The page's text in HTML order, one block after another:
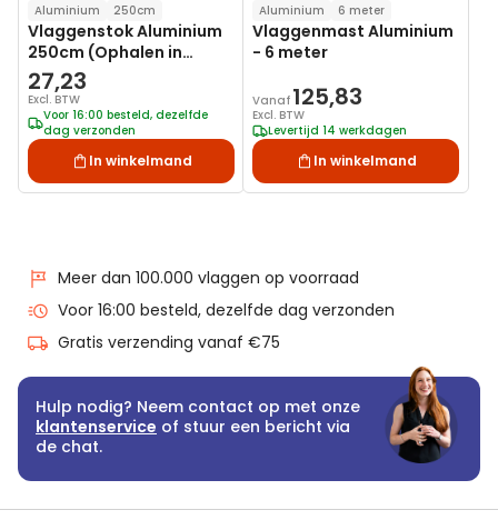
Aluminium 250cm
Vlaggenstok Aluminium
250cm (Ophalen in
Mijdrecht)
27,23
Excl. BTW
Voor 16:00 besteld, dezelfde
dag verzonden
In winkelmand
Aluminium 6 meter
Vlaggenmast Aluminium
- 6 meter
Vanaf 125,83
Excl. BTW
Levertijd 14 werkdagen
In winkelmand
Meer dan 100.000 vlaggen op voorraad
Voor 16:00 besteld, dezelfde dag verzonden
Gratis verzending vanaf €75
Hulp nodig? Neem contact op met onze
klantenservice of stuur een bericht via
de chat.